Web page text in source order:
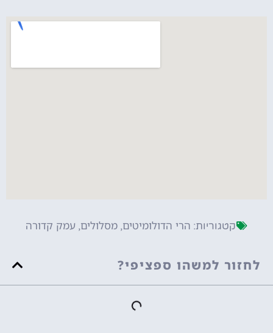
קטגוריות: הרי הדולומיטים, מסלולים, עמק קדורה
לחזור למשהו ספציפי?